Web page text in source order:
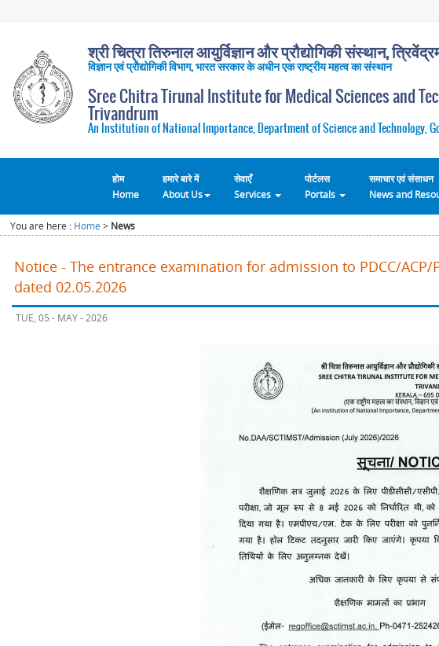
श्री चित्रा तिरुनाल आयुर्विज्ञान और प्रौद्योगिकी संस्थान,
विज्ञान एवं प्रौद्योगिकी विभाग, भारत सरकार के अधीन एक राष्ट्रीय महत्व का संस्थान
Sree Chitra Tirunal Institute for Medical Sciences and
Trivandrum
An Institution of National Importance, Department of Science and Technology,
होम
Home
हमारे बारे में
About Us
सेवाएँ
Services
पोर्टलस
Portals
समाचार एवं संसाधन
News and
You are here : Home > News
Notice - The entrance examination for admission to PDCC/
dated 02.05.2026
TUE, 05 - MAY - 2026